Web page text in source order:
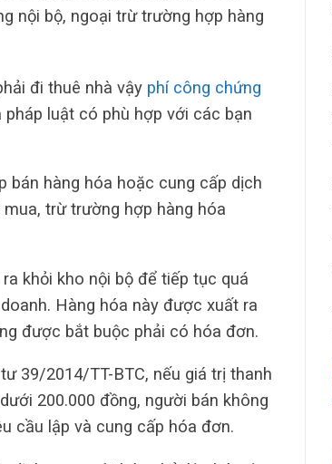
nội bộ, ngoại trừ trường hợp hàng
đi thuê nhà vậy phí công chứng
luật có phù hợp với các bạn
bán hàng hóa hoặc cung cấp dịch
trừ trường hợp hàng hóa
khỏi kho nội bộ để tiếp tục quá
Hàng hóa này được xuất ra
được bắt buộc phải có hóa đơn.
39/2014/TT-BTC, nếu giá trị thanh
200.000 đồng, người bán không
cầu lập và cung cấp hóa đơn.